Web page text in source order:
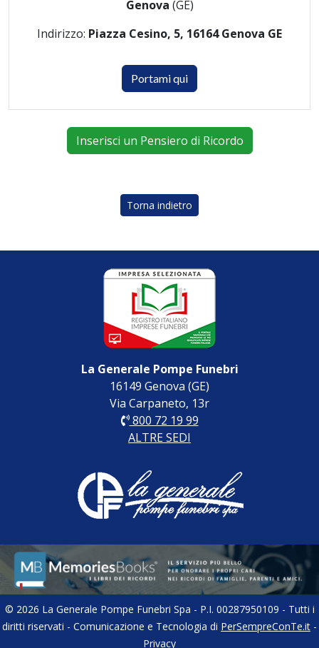
Genova (GE)
Indirizzo: Piazza Cesino, 5, 16164 Genova GE
Portami qui
Inserisci un Pensiero di Ricordo
Torna indietro
La Generale Pompe Funebri
16149 Genova (GE)
Via Carpaneto, 13r
800 72 19 99
ALTRE SEDI
© 2026 La Generale Pompe Funebri Spa - P.I. 00287950109 - Tutti i
diritti riservati - Comunicazione e Tecnologia di PerSempreConTe.it -
Privacy